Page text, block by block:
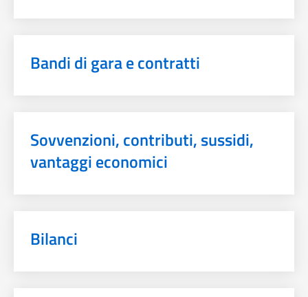
Bandi di gara e contratti
Sovvenzioni, contributi, sussidi,
vantaggi economici
Bilanci